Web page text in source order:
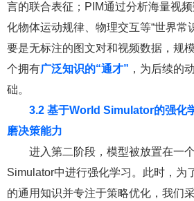
言的联合表征；PIM通过分析海量视
化物体运动规律、物理交互等“世界常
要是无标注的图文对和视频数据，规
个拥有广泛知识的“通才” ，为后续的
础。
3.2 基于World Simulator的强化
磨决策能力
进入第二阶段，模型被放置在一
Simulator中进行强化学习。此时，为
的通用知识并专注于策略优化，我们